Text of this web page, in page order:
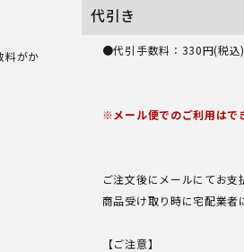
料がか
代引き
●代引手数料：330円(税込)
※メール便でのご利用はで
ご注文後にメールにてお支
商品受け取り時に宅配業者
【ご注意】